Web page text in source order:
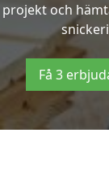
projekt och
Få 3